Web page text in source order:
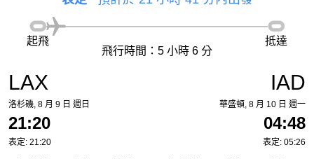
LAX
洛杉磯, 8 月 9 日 週日
21:20
表定: 21:20
起飛
飛行時間：5 小時 6 分
抵達
IAD
華盛頓, 8 月 10 日 週一
04:48
表定: 05:26